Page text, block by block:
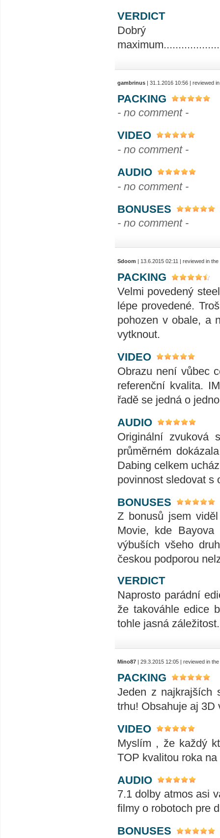
VERDICT
gambrinus | 31.1.2016 10:56 | reviewed
PACKING
- no comment -
VIDEO
- no comment -
AUDIO
- no comment -
BONUSES
- no comment -
Sdoom | 13.6.2015 02:11 | reviewed in
PACKING
Velmi povedený
lépe provedené.
pohozen v obale, a
vytknout.
VIDEO
Obrazu není vůbec
referenční kvalita.
řadě se jedná o
AUDIO
Originální zvuková
průměrném
Dabing celkem
povinnost sledovat s
BONUSES
Z bonusů jsem
Movie, kde
výbuších všeho
českou podporou
VERDICT
Naprosto parádní
že takováhle edice
tohle jasná záležitost.
Mino87 | 29.3.2015 12:05 | reviewed in
PACKING
Jeden z najkrajších
trhu! Obsahuje aj 3D
VIDEO
Myslím , že každý
TOP kvalitou roka
AUDIO
7.1 dolby atmos asi
filmy o robotoch pre
BONUSES